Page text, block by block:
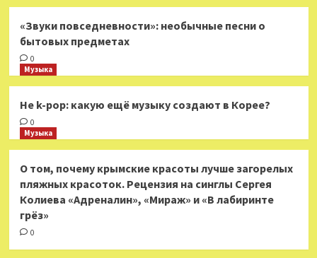
«Звуки повседневности»: необычные песни о
бытовых предметах
0
Музыка
Не k-pop: какую ещё музыку создают в Корее?
0
Музыка
О том, почему крымские красоты лучше загорелых
пляжных красоток. Рецензия на синглы Сергея
Колиева «Адреналин», «Мираж» и «В лабиринте
грёз»
0